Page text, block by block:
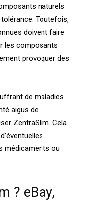
naturels
Toutefois,
doivent faire
les composants
provoquer des
de maladies
aigus de
ZentraSlim. Cela
médicaments ou
? eBay,